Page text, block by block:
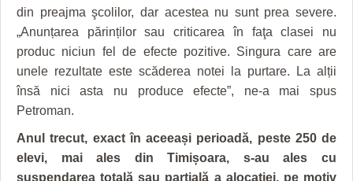
HARTA TIMIŞOAREI
PRIMĂRIILE DIN TIMIŞ
SFATUL MEDICULUI
SFATURI JURIDICE
din preajma şcolilor, dar acestea nu sunt prea severe.
„Anunțarea părinților sau criticarea în faţa clasei nu
produc niciun fel de efecte pozitive. Singura care are
unele rezultate este scăderea notei la purtare. La alții
însă nici asta nu produce efecte”, ne-a mai spus
Petroman.
Anul trecut, exact în aceeași perioadă, peste 250 de
elevi, mai ales din Timișoara, s-au ales cu
suspendarea totală sau parțială a alocației, pe motiv